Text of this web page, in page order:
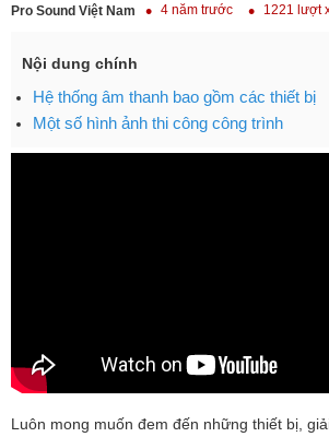
Pro Sound Việt Nam 4 năm trước 1221 lượt
Nội dung chính
Hệ thống âm thanh bao gồm các thiết bị
Một số hình ảnh thi công công trình
Luôn mong muốn đem đến những thiết bị,